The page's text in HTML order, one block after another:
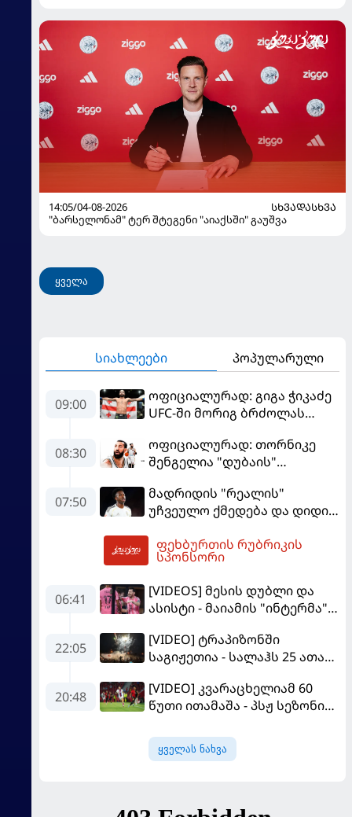
14:05/04-08-2026
ᲡᲮᲕᲐᲓᲐᲡᲮᲕᲐ
"ბარსელონამ" ტერ შტეგენი "აიაქსში" გაუშვა
ყველა
სიახლეები პოპულარული
09:00
ოფიციალურად: გიგა ჭიკაძე
UFC-ში მორიგ ბრძოლას
08:30
ოფიციალურად: თორნიკე
შენგელია "დუბაის"
07:50
მადრიდის "რეალის"
უჩვეულო ქმედება და დიდი
მომავალი გადაწყდა
ფეხბურთის რუბრიკის
სპონსორი
06:41
[VIDEOS] მესის დუბლი და
ასისტი - მაიამის "ინტერმა"
22:05
[VIDEO] ტრაპიზონში
საგიჟეთია - სალაჰს 25 ათასი
20:48
[VIDEO] კვარაცხელიამ 60
წუთი ითამაშა - პსჟ სეზონის
"მალიორკასთან"
დამარცხდა
ყველას ნახვა